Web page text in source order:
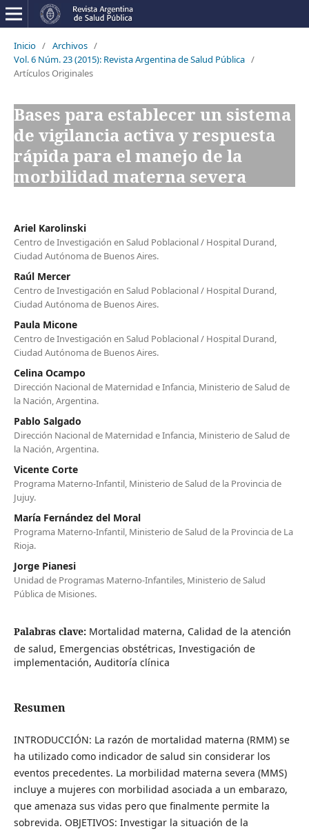
Inicio / Archivos /
Vol. 6 Núm. 23 (2015): Revista Argentina de Salud Pública /
Artículos Originales
Bases para establecer un sistema
de vigilancia activa y respuesta
rápida para el manejo de la
morbilidad materna severa
Ariel Karolinski
Centro de Investigación en Salud Poblacional / Hospital Durand,
Ciudad Autónoma de Buenos Aires.
Raúl Mercer
Centro de Investigación en Salud Poblacional / Hospital Durand,
Ciudad Autónoma de Buenos Aires.
Paula Micone
Centro de Investigación en Salud Poblacional / Hospital Durand,
Ciudad Autónoma de Buenos Aires.
Celina Ocampo
Dirección Nacional de Maternidad e Infancia, Ministerio de Salud de
la Nación, Argentina.
Pablo Salgado
Dirección Nacional de Maternidad e Infancia, Ministerio de Salud de
la Nación, Argentina.
Vicente Corte
Programa Materno-Infantil, Ministerio de Salud de la Provincia de
Jujuy.
María Fernández del Moral
Programa Materno-Infantil, Ministerio de Salud de la Provincia de La
Rioja.
Jorge Pianesi
Unidad de Programas Materno-Infantiles, Ministerio de Salud
Pública de Misiones.
Palabras clave: Mortalidad materna, Calidad de la atención
de salud, Emergencias obstétricas, Investigación de
implementación, Auditoría clínica
Resumen
INTRODUCCIÓN: La razón de mortalidad materna (RMM) se
ha utilizado como indicador de salud sin considerar los
eventos precedentes. La morbilidad materna severa (MMS)
incluye a mujeres con morbilidad asociada a un embarazo,
que amenaza sus vidas pero que finalmente permite la
sobrevida. OBJETIVOS: Investigar la situación de la